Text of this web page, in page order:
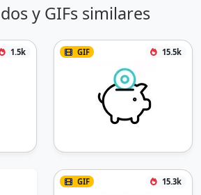
y GIFs similares
1.5k GIF 15.5k
GIF 15.3k